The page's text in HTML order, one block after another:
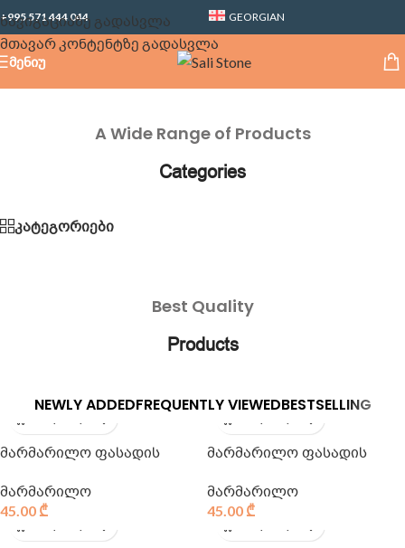
ნავიგაციაზე გადასვლა
მთავარ კონტენტზე გადასვლა
+995 571 444 044 GEORGIAN
ᲛᲔᲜᲘᲣ
A Wide Range of Products
Categories
კატეგორიები
Best Quality
Products
NEWLY ADDEDFREQUENTLY VIEWEDBESTSELLING
მარმარილო ფასადის
მარმარილო
45.00 ₾
მარმარილო ფასადის
მარმარილო
45.00 ₾